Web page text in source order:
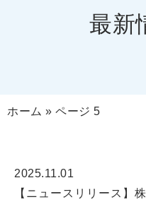
最新
ホーム » ページ 5
2025.11.01
【ニュースリリース】